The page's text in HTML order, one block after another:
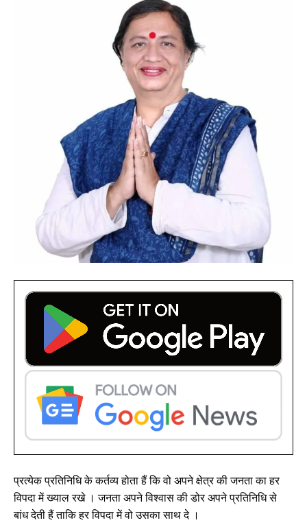
प्रत्येक प्रतिनिधि के कर्तव्य होता हैं कि वो अपने क्षेत्र की जनता का हर
विपदा में ख्याल रखे । जनता अपने विश्वास की डोर अपने प्रतिनिधि से
बांध देती हैं ताकि हर विपदा में वो उसका साथ दे ।